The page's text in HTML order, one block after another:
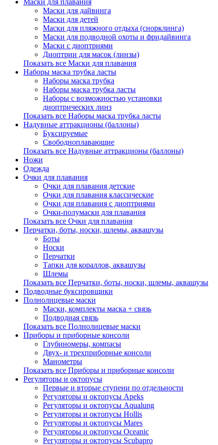
Маски для плавания
Маски для дайвинга
Маски для детей
Маски для пляжного отдыха (снорклинга)
Маски для подводной охоты и фридайвинга
Маски с диоптриями
Диоптрии для масок (линзы)
Показать все Маски для плавания
Наборы маска трубка ласты
Наборы маска трубка
Наборы маска трубка ласты
Наборы с возможностью установки
диоптрических линз
Показать все Наборы маска трубка ласты
Надувные аттракционы (баллоны)
Буксируемые
Свободноплавающие
Показать все Надувные аттракционы (баллоны)
Ножи
Одежда
Очки для плавания
Очки для плавания детские
Очки для плавания классические
Очки для плавания с диоптриями
Очки-полумаски для плавания
Показать все Очки для плавания
Перчатки, боты, носки, шлемы, аквашузы
Боты
Носки
Перчатки
Тапки для кораллов, аквашузы
Шлемы
Показать все Перчатки, боты, носки, шлемы, аквашузы
Подводные буксировщики
Полнолицевые маски
Маски, комплекты маска + связь
Подводная связь
Показать все Полнолицевые маски
Приборы и приборные консоли
Глубиномеры, компасы
Двух- и трехприборные консоли
Манометры
Показать все Приборы и приборные консоли
Регуляторы и октопусы
Первые и вторые ступени по отдельности
Регуляторы и октопусы Apeks
Регуляторы и октопусы Aqualung
Регуляторы и октопусы Hollis
Регуляторы и октопусы Mares
Регуляторы и октопусы Oceanic
Регуляторы и октопусы Scubapro